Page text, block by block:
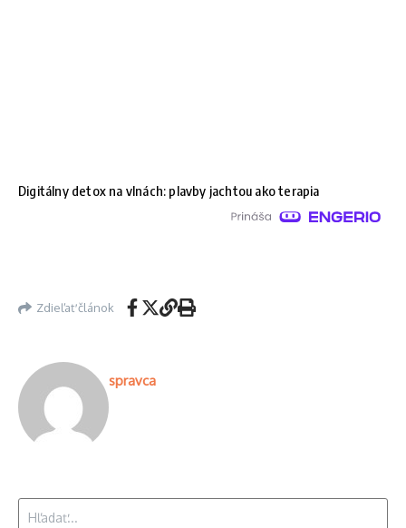
Digitálny detox na vlnách: plavby jachtou ako terapia
Zdieľať článok
spravca